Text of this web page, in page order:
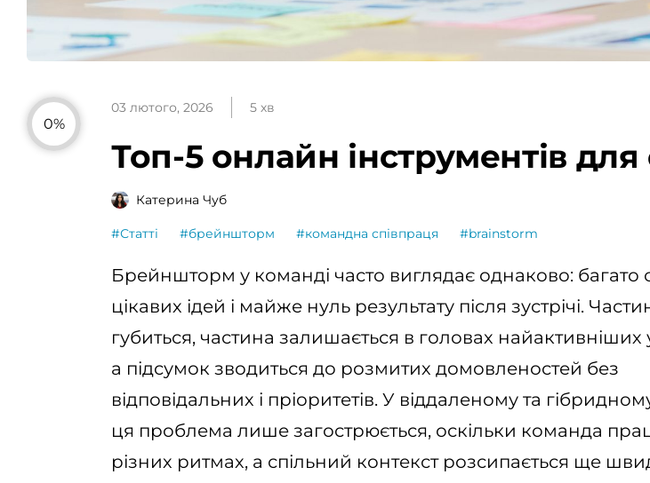
0%
03 лютого, 2026 5 хв
Топ-5 онлайн інструментів
Катерина Чуб
#Статті #брейншторм #командна співпраця #brainstorm
Брейншторм у команді часто виглядає однаково: багато
цікавих ідей і майже нуль результату після зустрічі.
губиться, частина залишається в головах найактивніших
а підсумок зводиться до розмитих домовленостей без
відповідальних і пріоритетів. У віддаленому та
ця проблема лише загострюється, оскільки команда
різних ритмах, а спільний контекст розсипається ще